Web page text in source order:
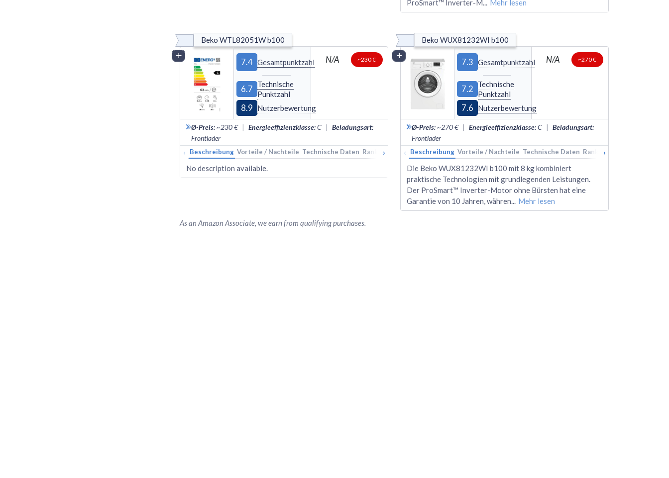
ProSmart™ Inverter-M... Mehr lesen
Beko WTL82051W b100
Vergleich
7.4 Gesamtpunktzahl
6.7
Technische
Punktzahl
8.9 Nutzerbewertung
N/A ~230 €
Ø-Preis:~230 € | Energieeffizienzklasse:C | Beladungsart:
Frontlader
‹ Beschreibung Vorteile / Nachteile Technische Daten Rankings Alternativen
›
No description available.
Beko WUX81232WI b100
Vergleich
7.3 Gesamtpunktzahl
7.2
Technische
Punktzahl
7.6 Nutzerbewertung
N/A ~270 €
Ø-Preis:~270 € | Energieeffizienzklasse:C | Beladungsart:
Frontlader
‹ Beschreibung Vorteile / Nachteile Technische Daten Rankings
›
Die Beko WUX81232WI b100 mit 8 kg kombiniert
praktische Technologien mit grundlegenden Leistungen.
Der ProSmart™ Inverter-Motor ohne Bürsten hat eine
Garantie von 10 Jahren, währen... Mehr lesen
As an Amazon Associate, we earn from qualifying purchases.